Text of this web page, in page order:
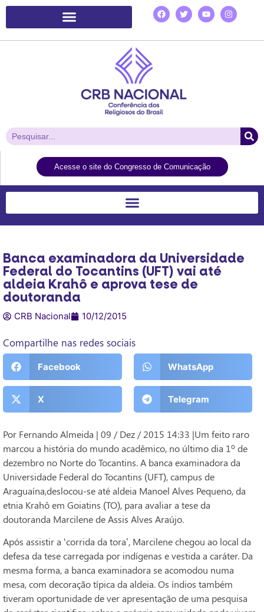
Acesse o site do Congresso de Comunicação
Banca examinadora da Universidade
Federal do Tocantins (UFT) vai até
aldeia Krahô e aprova tese de
doutoranda
CRB Nacional 10/12/2015
Compartilhe nas redes sociais
Facebook WhatsApp
X Telegram
Por Fernando Almeida | 09 / Dez / 2015 14:33 |Um feito raro
marcou a história do mundo acadêmico, no último dia 1º de
dezembro no Norte do Tocantins. A banca examinadora da
Universidade Federal do Tocantins (UFT), campus de
Araguaína,deslocou-se até aldeia Manoel Alves Pequeno, da
etnia Krahô em Goiatins (TO), para avaliar a tese da
doutoranda Marcilene de Assis Alves Araújo.
Após assistir a ‘corrida da tora’, Marcilene chegou ao local da
defesa da tese carregada por indígenas e vestida a caráter. Da
mesma forma, a banca examinadora se acomodou numa
mesa, com decoração típica da aldeia. Os índios também
tiveram oportunidade de ver apresentação de uma pesquisa